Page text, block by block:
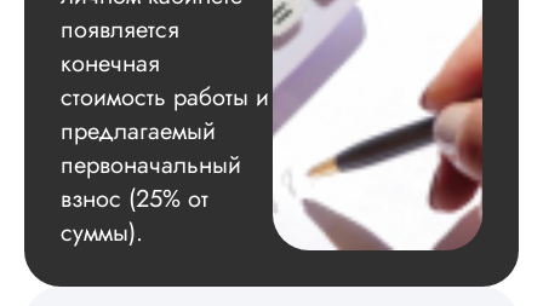
Вид работы:
Диссертация
Дата:2025-02-19
Диссертацию
на совесть: тут и
структура, и
оформление.
самостоятельно
подобрал
обосновал
появляется
конечная
стоимость работы и
предлагаемый
первоначальный
взнос (25% от
суммы).